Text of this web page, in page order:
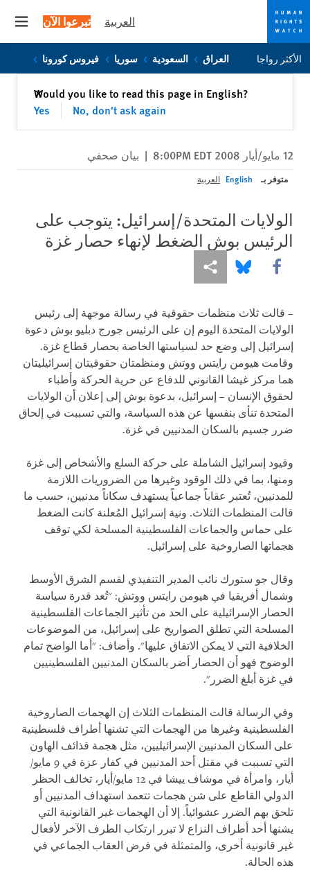
Skip
to
Skip
to
العربية تبرعوا الآن
الأكثر رواجا العراق السعودية سوريا فيروس كورونا
Would you like to read this page in English?
Yes
No, don't ask again
✕إغلاق
12 مايو/أيار 2008 8:00PM EDT | بيان صحفي
متوفر بـ English العربية
الولايات المتحدة/إسرائيل: يتوجب على
الرئيس بوش الضغط لإنهاء حصار غزة
Share this via Facebook
Share this via Bluesky
Share this via مشاركة
– قالت ثلاث منظمات حقوقية في رسالة موجهة إلى رئيس
الولايات المتحدة اليوم إن على الرئيس جورج دبليو بوش دعوة
إسرائيل إلى وضع حد لسياستها الخاصة بحصار قطاع غزة.
وقامت هيومن رايتس ووتش ومنظمتان حقوقيتان إسرائيليتان
هما مركز غيشا القانوني للدفاع عن حرية الحركة وأطباء
لحقوق الإنسان – إسرائيل، بدعوة بوش إلى إعلان أن الولايات
المتحدة تنأى بنفسها عن هذه السياسة، والتي تسببت في إلحاق
ضرر جسيم بالسكان المدنيين في غزة.
وقيود إسرائيل الشاملة على حركة السلع والأشخاص إلى غزة
ومنها، بما في ذلك الوقود وغيرها من الضروريات اللازمة
للمدنيين، تُعتبر عقاباً جماعياً يستهدف سكاناً مدنيين، حسب ما
قالت المنظمات الثلاث. ونية إسرائيل المُعلنة كانت الضغط
على حماس والجماعات الفلسطينية المسلحة لكي توقف
هجماتها الصاروخية على إسرائيل.
وقال جو ستورك نائب المدير التنفيذي لقسم الشرق الأوسط
وشمال أفريقيا في هيومن رايتس ووتش: "تُعد قدرة سياسة
الحصار الإسرائيلية على الحد من تأثير الجماعات الفلسطينية
المسلحة التي تطلق الصواريخ على إسرائيل، من الموضوعات
الخلافية التي لا يمكن الاتفاق عليها". وأضاف: "أما الواضح تمام
الوضوح فهو أن الحصار أضر بالسكان المدنيين الفلسطينيين
في غزة أبلغ الضرر".
وفي الرسالة قالت المنظمات الثلاث إن الهجمات الصاروخية
الفلسطينية وغيرها من الهجمات التي تشنها أطراف فلسطينية
على السكان المدنيين الإسرائيليين، مثل هجمة قذائف الهاون
التي تسببت في مقتل أحد المدنيين في كفار عزة في 9 مايو/
أيار، وامرأة في موشاف ييشا في 12 مايو/أيار، تخالف الحظر
الدولي القاطع على شن هجمات تتعمد استهداف المدنيين أو
تلحق بهم الضرر عشوائياً. إلا أن الهجمات غير القانونية التي
يشنها أحد أطراف النزاع لا تبرر ارتكاب الطرف الآخر لأفعال
غير قانونية أخرى، والمتمثلة في فرض العقاب الجماعي في
هذه الحالة.